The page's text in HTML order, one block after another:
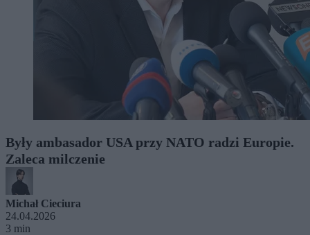
Były ambasador USA przy NATO radzi Europie.
Zaleca milczenie
Michał Cieciura
24.04.2026
3 min